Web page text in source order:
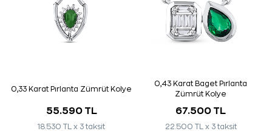
0,33 Karat Pırlanta Zümrüt Kolye
55.590 TL
18.530 TL x 3 taksit
0,43 Karat Baget Pırlanta
Zümrüt Kolye
67.500 TL
22.500 TL x 3 taksit